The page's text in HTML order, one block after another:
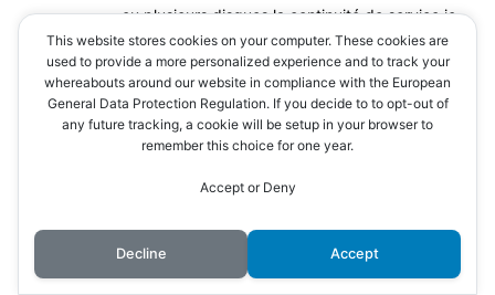
ou plusieurs disques la continuité de service ie
que le système fonctionne malgré une panne.
C’est plutôt adapté pour une entreprise (mm si
les particuliers l’utilisent en cas de besoin
également)
à une panne (disque ici) et donc garantir un
Quand on regarde l’incidence d’une panne et
son cout par rapport à la mise en œuvre d’une
This website stores cookies on your computer. These cookies are
used to provide a more personalized experience and to track your
whereabouts around our website in compliance with the European
General Data Protection Regulation. If you decide to to opt-out of
any future tracking, a cookie will be setup in your browser to
remember this choice for one year.
Accept or Deny
Decline Accept